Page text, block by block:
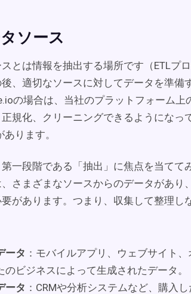
ソース
とは情報を抽出する場所です（ETLプ
、適切なソースに対してデータを準備
の場合は、当社のプラットフォーム
規化、クリーニングできるようになっ
ります。
一段階である「抽出」に焦点を当てて
さまざまなソースからのデータがあり
があります。つまり、収集して整理し
ータ ：モバイルアプリ、ウェブサイト
のビジネスによって生成されたデータ。
ータ ：CRMや分析システムなど、購入